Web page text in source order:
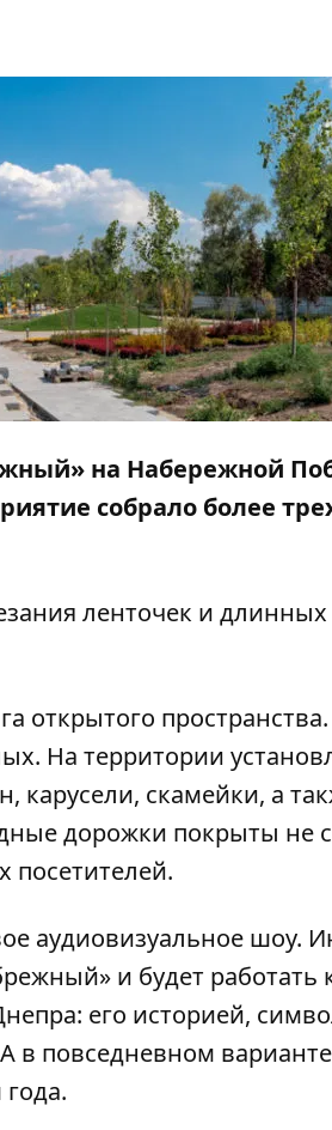
на Набережной
собрало более
ленточек и
открытого
На территории
скамейки, а
дорожки покрыты не
посетителей.
аудиовизуальное шоу.
и будет работать
его историей,
в повседневном